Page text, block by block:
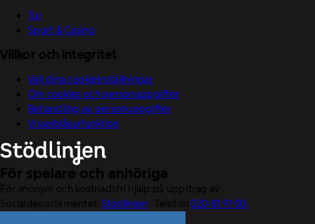
Tur
Sport & Casino
Villkor och integritet
Välj dina cookieinställningar
Om cookies och personuppgifter
Behandling av personuppgifter
Visselblåsarfunktion
För spelare och anhöriga
För anonym och kostnadsfri hjälp på uppdrag av
Socialdepartementet. Stödlinjen. Telefon020-81 91 00.